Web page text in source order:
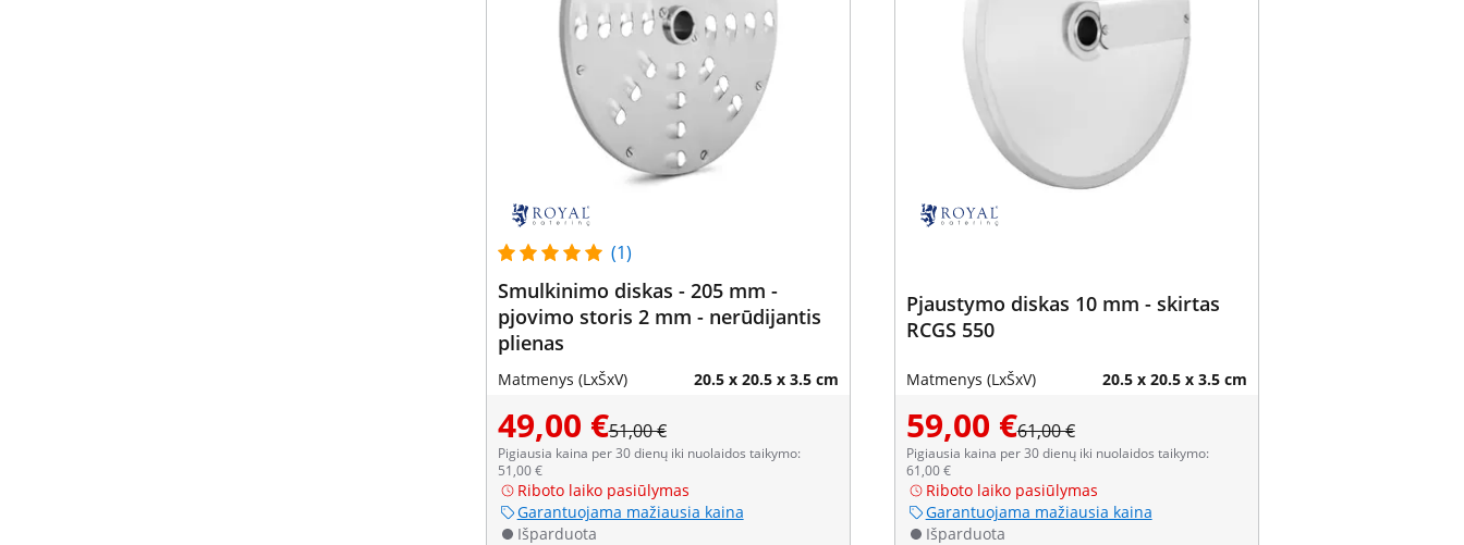
(1)
Smulkinimo diskas - 205 mm -
pjovimo storis 2 mm - nerūdijantis
plienas
Matmenys (LxŠxV) 20.5 x 20.5 x 3.5 cm
49,00 €51,00 €
Pigiausia kaina per 30 dienų iki nuolaidos taikymo:
51,00 €
Riboto laiko pasiūlymas
Garantuojama mažiausia kaina
Išparduota
Pjaustymo diskas 10 mm - skirtas
RCGS 550
Matmenys (LxŠxV) 20.5 x 20.5 x 3.5 cm
59,00 €61,00 €
Pigiausia kaina per 30 dienų iki nuolaidos taikymo:
61,00 €
Riboto laiko pasiūlymas
Garantuojama mažiausia kaina
Išparduota